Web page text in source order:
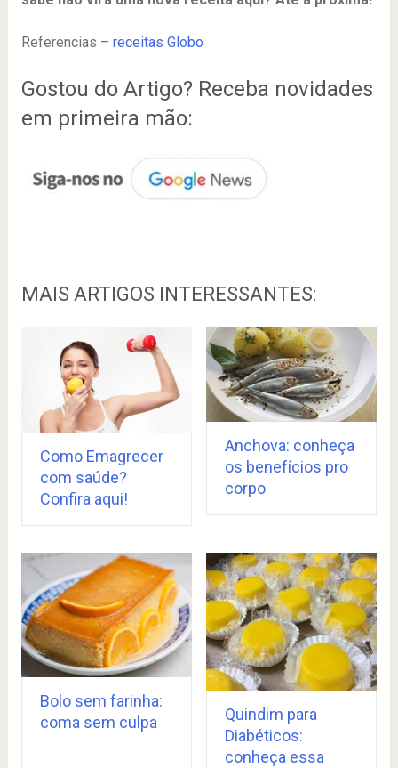
Referencias – receitas Globo
Gostou do Artigo? Receba novidades
em primeira mão:
MAIS ARTIGOS INTERESSANTES:
Como Emagrecer
com saúde?
Confira aqui!
Anchova: conheça
os benefícios pro
corpo
Bolo sem farinha:
coma sem culpa
Quindim para
Diabéticos:
conheça essa